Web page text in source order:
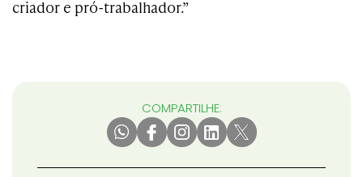
criador e pró-trabalhador.”
COMPARTILHE: